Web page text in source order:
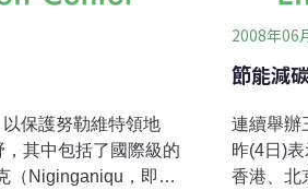
保護努勒維特領地
，其中包括了國際級的
（Niginganiqu，即伊
2008年06
節能減
連續舉辦
昨(4日)
香港、北